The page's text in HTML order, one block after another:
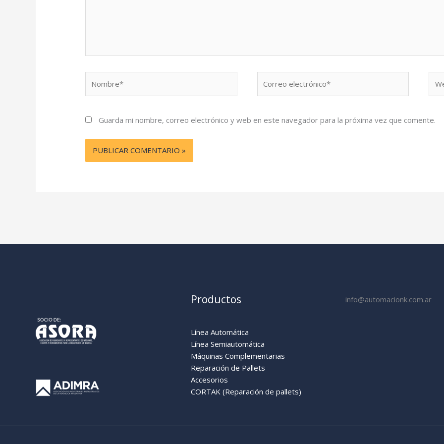
electrónico*
Guarda mi nombre, correo electrónico y web en este navegador para la próxima vez que comente.
Productos
Línea Automática
Línea Semiautomática
Máquinas Complementarias
Reparación de Pallets
Accesorios
CORTAK (Reparación de pallets)
info@automacionk.com.ar